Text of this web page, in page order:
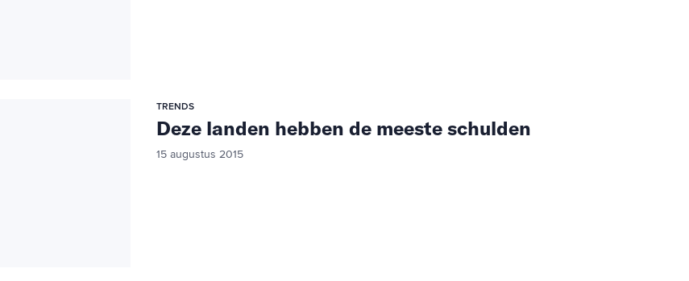
TRENDS
Deze landen hebben de meeste schulden
15 augustus 2015